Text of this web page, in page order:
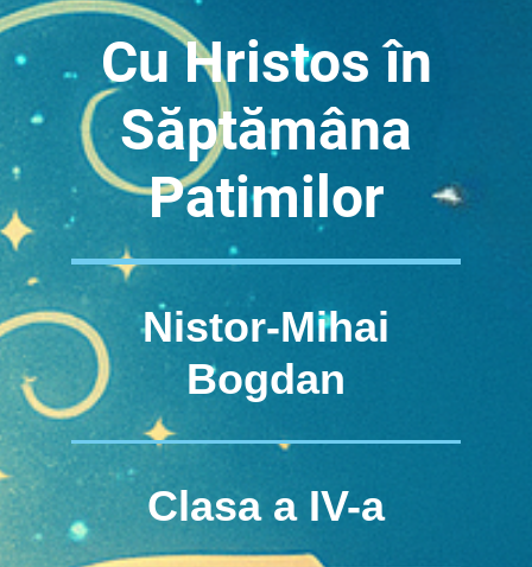
Cu Hristos în
Săptămâna
Patimilor
Nistor-Mihai
Bogdan
Clasa a IV-a